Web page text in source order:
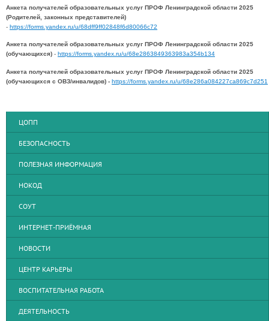
Анкета получателей образовательных услуг ПРОФ Ленинградской области 2025
(Родителей, законных представителей)
- https://forms.yandex.ru/u/68dff9ff02848f6d80066c72
Анкета получателей образовательных услуг ПРОФ Ленинградской области 2025
(обучающихся) - https://forms.yandex.ru/u/68e2863849363983a354b134
Анкета получателей образовательных услуг ПРОФ Ленинградской области 2025
(обучающихся с ОВЗ/инвалидов) - https://forms.yandex.ru/u/68e286a084227ca869c7d251
ЦОПП
БЕЗОПАСНОСТЬ
ПОЛЕЗНАЯ ИНФОРМАЦИЯ
НОКОД
СОУТ
ИНТЕРНЕТ-ПРИЁМНАЯ
НОВОСТИ
ЦЕНТР КАРЬЕРЫ
ВОСПИТАТЕЛЬНАЯ РАБОТА
ДЕЯТЕЛЬНОСТЬ